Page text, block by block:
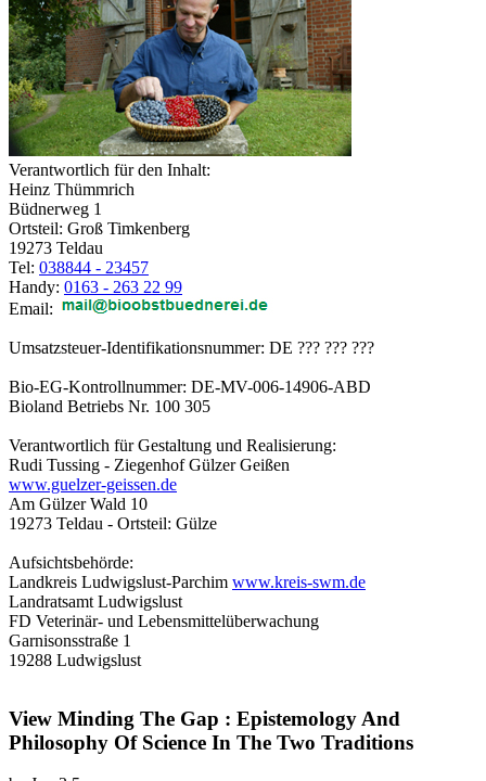
Verantwortlich für den Inhalt:
Heinz Thümmrich
Büdnerweg 1
Ortsteil: Groß Timkenberg
19273 Teldau
Tel: 038844 - 23457
Handy: 0163 - 263 22 99
Email:
Umsatzsteuer-Identifikationsnummer: DE ??? ??? ???
Bio-EG-Kontrollnummer: DE-MV-006-14906-ABD
Bioland Betriebs Nr. 100 305
Verantwortlich für Gestaltung und Realisierung:
Rudi Tussing - Ziegenhof Gülzer Geißen
www.guelzer-geissen.de
Am Gülzer Wald 10
19273 Teldau - Ortsteil: Gülze
Aufsichtsbehörde:
Landkreis Ludwigslust-Parchim www.kreis-swm.de
Landratsamt Ludwigslust
FD Veterinär- und Lebensmittelüberwachung
Garnisonsstraße 1
19288 Ludwigslust
View Minding The Gap : Epistemology And
Philosophy Of Science In The Two Traditions